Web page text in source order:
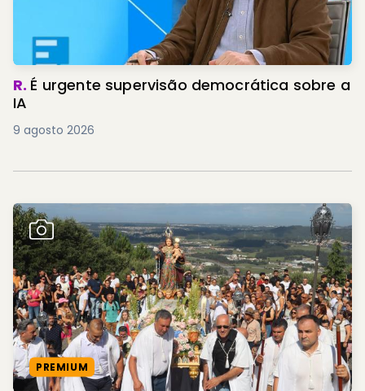
R. É urgente supervisão democrática sobre a
IA
9 agosto 2026
PREMIUM